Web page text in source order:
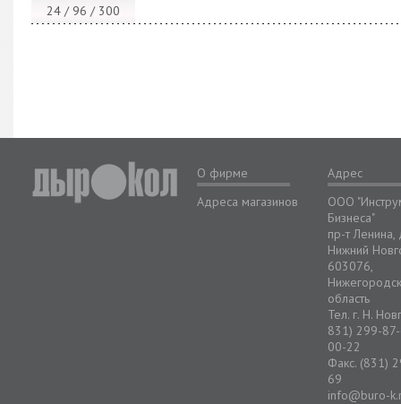
24 / 96 / 300
О фирме
Адреса магазинов
Адрес
ООО
Бизнеса"
пр-т
Нижний
603076,
область
Тел. г. Н.
831) 299-
00-22
Факс. (831)
69
info@buro-